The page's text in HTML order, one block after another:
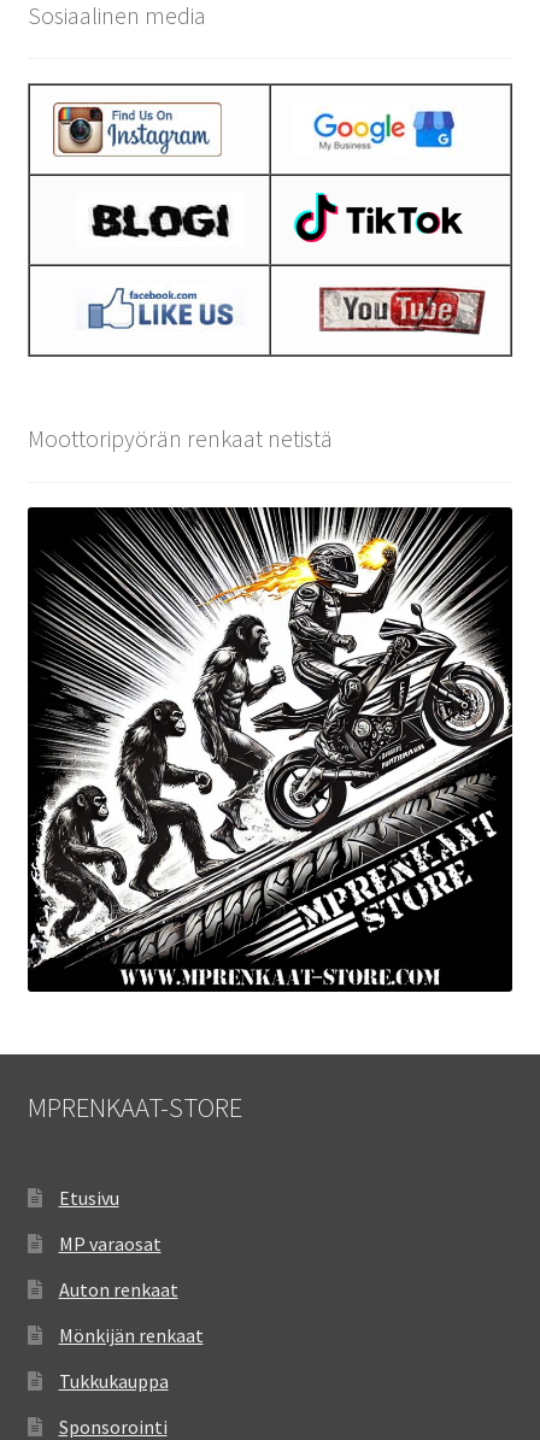
Sosiaalinen media
Moottoripyörän renkaat netistä
MPRENKAAT-STORE
Etusivu
MP varaosat
Auton renkaat
Mönkijän renkaat
Tukkukauppa
Sponsorointi